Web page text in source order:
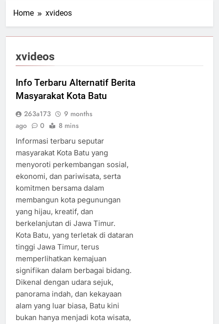
Home xvideos
xvideos
Info Terbaru Alternatif Berita
Masyarakat Kota Batu
263a173
9 months
ago
0 8 mins
Informasi terbaru seputar
masyarakat Kota Batu yang
menyoroti perkembangan sosial,
ekonomi, dan pariwisata, serta
komitmen bersama dalam
membangun kota pegunungan
yang hijau, kreatif, dan
berkelanjutan di Jawa Timur.
Kota Batu, yang terletak di dataran
tinggi Jawa Timur, terus
memperlihatkan kemajuan
signifikan dalam berbagai bidang.
Dikenal dengan udara sejuk,
panorama indah, dan kekayaan
alam yang luar biasa, Batu kini
bukan hanya menjadi kota wisata,